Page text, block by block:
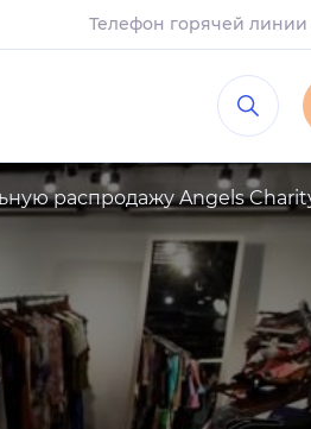
Телефон горячей линии
распродажу Angels